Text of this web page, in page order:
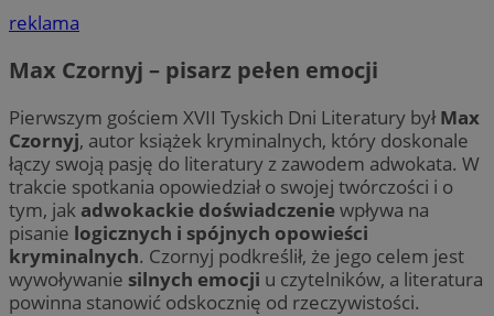
reklama
Max Czornyj – pisarz pełen emocji
Pierwszym gościem XVII Tyskich Dni Literatury byłMax
Czornyj, autor książek kryminalnych, który doskonale
łączy swoją pasję do literatury z zawodem adwokata. W
trakcie spotkania opowiedział o swojej twórczości i o
tym, jak adwokackie doświadczeniewpływa na
pisanie logicznych i spójnych opowieści
kryminalnych. Czornyj podkreślił, że jego celem jest
wywoływanie silnych emocji u czytelników, a literatura
powinna stanowić odskocznię od rzeczywistości.